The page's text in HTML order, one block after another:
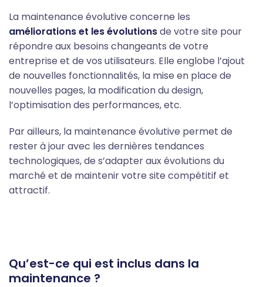
La maintenance évolutive concerne les
améliorations et les évolutionsde votre site pour
répondre aux besoins changeants de votre
entreprise et de vos utilisateurs. Elle englobe l’ajout
de nouvelles fonctionnalités, la mise en place de
nouvelles pages, la modification du design,
l’optimisation des performances, etc.
Par ailleurs, la maintenance évolutive permet de
rester à jour avec les dernières tendances
technologiques, de s’adapter aux évolutions du
marché et de maintenir votre site compétitif et
attractif.
Qu’est-ce qui est inclus dans la
maintenance ?